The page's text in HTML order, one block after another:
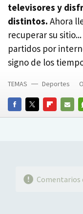
televisores y
distintos. Ahora
recuperar su
partidos por
signo de los
FACEBOOKTWITTERFLIPBOARD
E-
TEMAS Deportes
Comentarios